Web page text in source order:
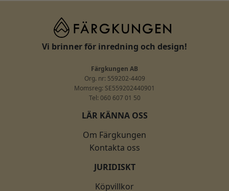
Vi brinner för inredning och design!
Färgkungen AB
Org. nr: 559202-4409
Momsreg: SE559202440901
Tel: 060 607 01 50
LÄR KÄNNA OSS
Om Färgkungen
Kontakta oss
JURIDISKT
Köpvillkor